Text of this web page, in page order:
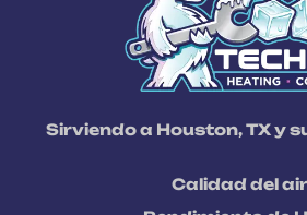
Sirviendo a Houston, TX y
Calidad del